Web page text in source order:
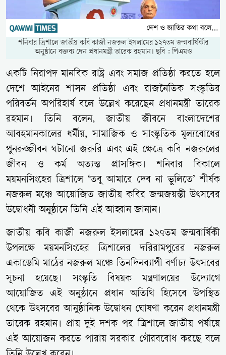
শনিবার ত্রিশালে জাতীয় কবি কাজী নজরুল ইসলামের ১২৭তম জন্মবার্ষিকীর
অনুষ্ঠানে বক্তব্য দেন প্রধানমন্ত্রী তারেক রহমান। ছবি : পিএমও
একটি নিরাপদ মানবিক রাষ্ট্র এবং সমাজ প্রতিষ্ঠা করতে হলে
দেশে আইনের শাসন প্রতিষ্ঠা এবং রাজনৈতিক সংস্কৃতির
পরিবর্তন অপরিহার্য বলে উল্লেখ করেছেন প্রধানমন্ত্রী তারেক
রহমান। তিনি বলেন, জাতীয় জীবনে বাংলাদেশের
আবহমানকালের ধর্মীয়, সামাজিক ও সাংস্কৃতিক মূল্যবোধের
পুনরুজ্জীবন ঘটানো জরুরি এবং এই ক্ষেত্রে কবি নজরুলের
জীবন ও কর্ম অত্যন্ত প্রাসঙ্গিক। শনিবার বিকালে
ময়মনসিংহের ত্রিশালে ‘তবু আমারে দেব না ভুলিতে’ শীর্ষক
নজরুল মঞ্চে আয়োজিত জাতীয় কবির জন্মজয়ন্তী উৎসবের
উদ্বোধনী অনুষ্ঠানে তিনি এই আহ্বান জানান।
জাতীয় কবি কাজী নজরুল ইসলামের ১২৭তম জন্মবার্ষিকী
উপলক্ষে ময়মনসিংহের ত্রিশালের দরিরামপুরের নজরুল
একাডেমি মাঠের নজরুল মঞ্চে তিনদিনব্যাপী বর্ণাঢ্য উৎসবের
সূচনা হয়েছে। সংস্কৃতি বিষয়ক মন্ত্রণালয়ের উদ্যোগে
আয়োজিত এই অনুষ্ঠানে প্রধান অতিথি হিসেবে উপস্থিত
থেকে উৎসবের আনুষ্ঠানিক উদ্বোধন ঘোষণা করেন প্রধানমন্ত্রী
তারেক রহমান। প্রায় দুই দশক পর ত্রিশালে জাতীয় পর্যায়ে
এই আয়োজন করতে পারায় সরকার গৌরববোধ করছে বলে